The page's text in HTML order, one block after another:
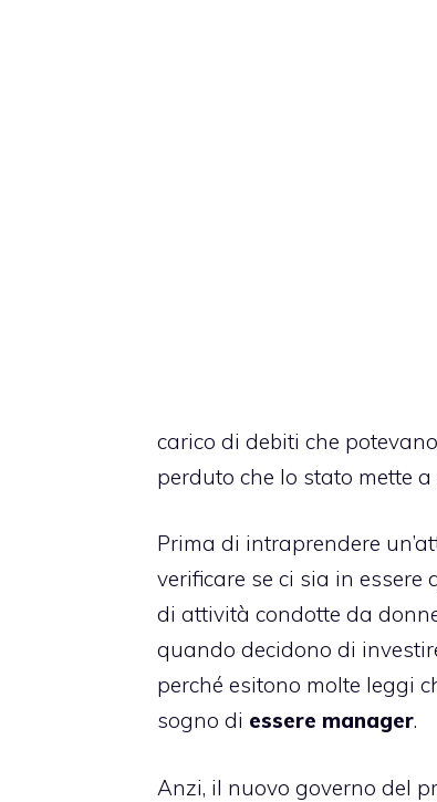
carico di debiti che
perduto che lo stato mette
Prima di intraprendere
verificare se ci sia in essere
di attività condotte da
quando decidono di
perché esitono molte leggi
sogno di essere manager.
Anzi, il nuovo governo del